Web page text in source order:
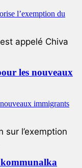
appelé Chiva
les nouveaux
sur l’exemption
kommunalka